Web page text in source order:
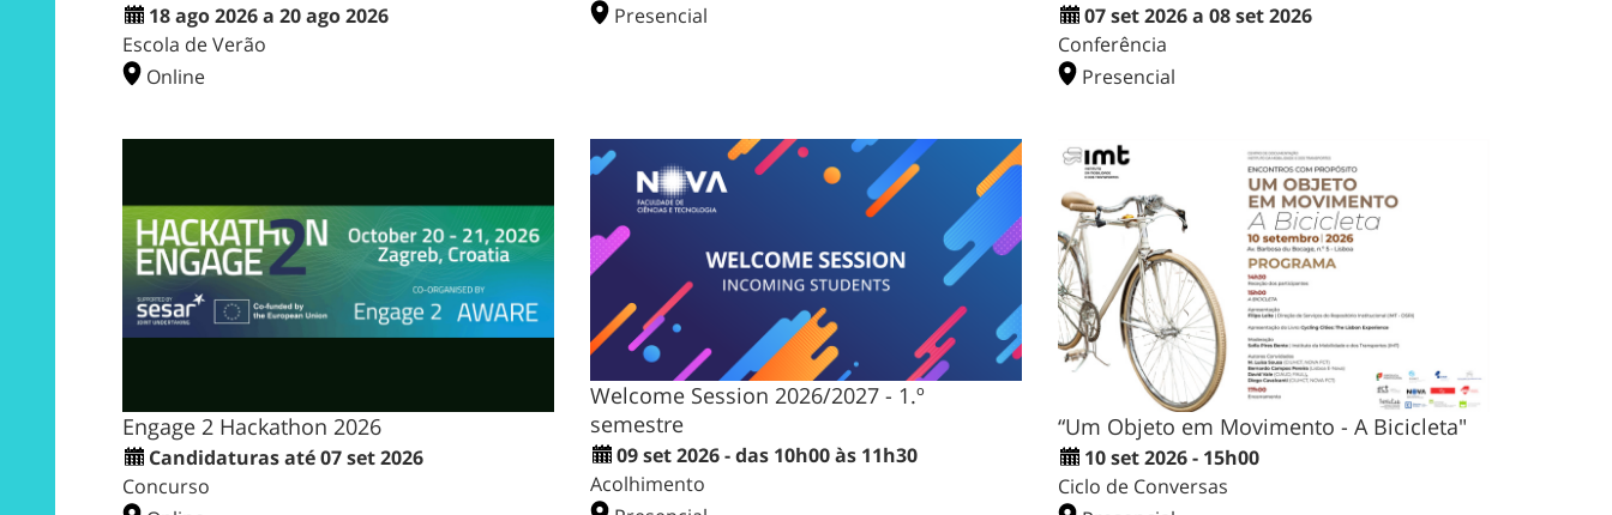
18 ago 2026 a 20 ago 2026
Escola de Verão
Online
Presencial
07 set 2026 a 08 set 2026
Conferência
Presencial
Engage 2 Hackathon 2026
Candidaturas até 07 set 2026
Concurso
Welcome Session 2026/2027 - 1.º
semestre
09 set 2026 - das 10h00 às 11h30
Acolhimento
“Um Objeto em Movimento - A Bicicleta"
10 set 2026 - 15h00
Ciclo de Conversas